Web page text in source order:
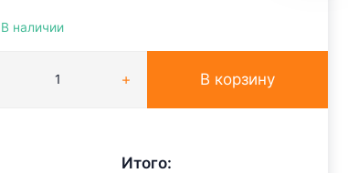
В наличии
В корзину
Итого: